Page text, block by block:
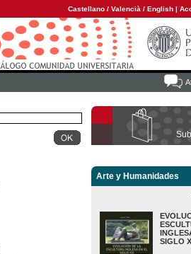
Castellano / Valencià / English |
Arte y Humanidades
SIGLO